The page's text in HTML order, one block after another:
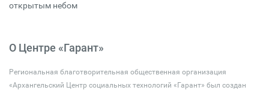
открытым небом
О Центре «Гарант»
Региональная благотворительная общественная организация
«Архангельский Центр социальных технологий «Гарант» был создан